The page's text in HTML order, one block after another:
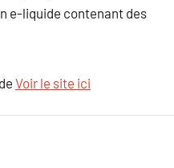
e-liquide contenant des
Voir le site ici